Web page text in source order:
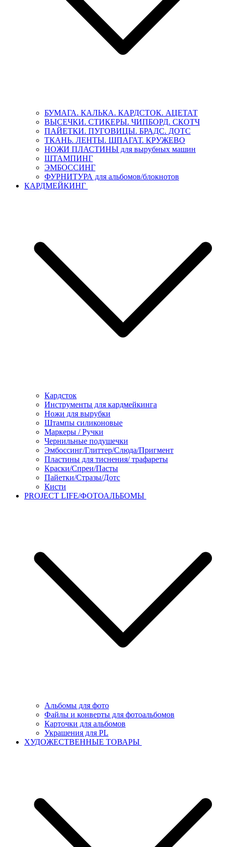
БУМАГА. КАЛЬКА. КАРДСТОК. АЦЕТАТ
ВЫСЕЧКИ. СТИКЕРЫ. ЧИПБОРД. СКОТЧ
ПАЙЕТКИ. ПУГОВИЦЫ. БРАДС. ДОТС
ТКАНЬ. ЛЕНТЫ. ШПАГАТ. КРУЖЕВО
НОЖИ ПЛАСТИНЫ для вырубных машин
ШТАМПИНГ
ЭМБОССИНГ
ФУРНИТУРА для альбомов/блокнотов
КАРДМЕЙКИНГ
Кардсток
Инструменты для кардмейкинга
Ножи для вырубки
Штампы силиконовые
Маркеры / Ручки
Чернильные подушечки
Эмбоссинг/Глиттер/Слюда/Пригмент
Пластины для тиснения/ трафареты
Краски/Спреи/Пасты
Пайетки/Стразы/Дотс
Кисти
PROJECT LIFE/ФОТОАЛЬБОМЫ
Альбомы для фото
Файлы и конверты для фотоальбомов
Карточки для альбомов
Украшения для PL
ХУДОЖЕСТВЕННЫЕ ТОВАРЫ